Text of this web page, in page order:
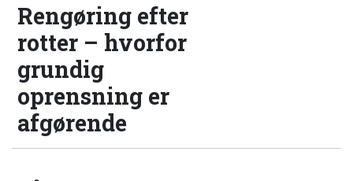
Rengøring efter
rotter – hvorfor
grundig
oprensning er
afgørende